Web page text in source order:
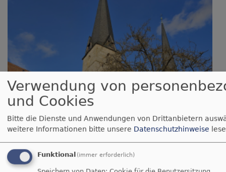
Verwendung von
und Cookies
Bitte die Dienste und Anwendungen von Drittanbietern
weitere Informationen bitte unsere Datenschutzhinweise
Funktional (immer erforderlich)